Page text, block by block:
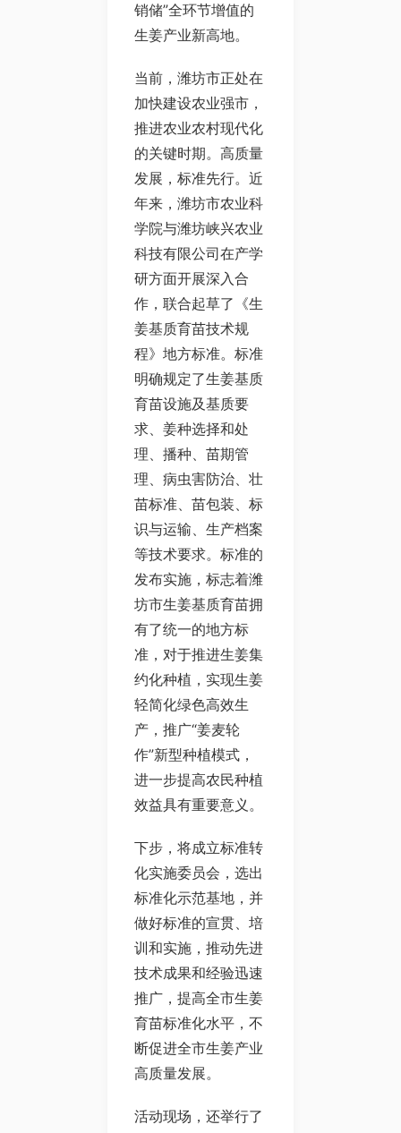
销储”全环节增值的
生姜产业新高地。
当前，潍坊市正处在
加快建设农业强市，
推进农业农村现代化
的关键时期。高质量
发展，标准先行。近
年来，潍坊市农业科
学院与潍坊峡兴农业
科技有限公司在产学
研方面开展深入合
作，联合起草了《生
姜基质育苗技术规
程》地方标准。标准
明确规定了生姜基质
育苗设施及基质要
求、姜种选择和处
理、播种、苗期管
理、病虫害防治、壮
苗标准、苗包装、标
识与运输、生产档案
等技术要求。标准的
发布实施，标志着潍
坊市生姜基质育苗拥
有了统一的地方标
准，对于推进生姜集
约化种植，实现生姜
轻简化绿色高效生
产，推广“姜麦轮
作”新型种植模式，
进一步提高农民种植
效益具有重要意义。
下步，将成立标准转
化实施委员会，选出
标准化示范基地，并
做好标准的宣贯、培
训和实施，推动先进
技术成果和经验迅速
推广，提高全市生姜
育苗标准化水平，不
断促进全市生姜产业
高质量发展。
活动现场，还举行了